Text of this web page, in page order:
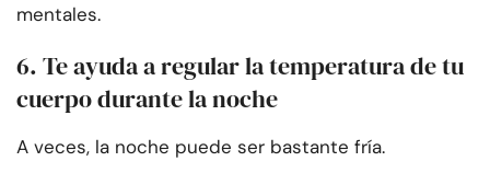
mentales.
6. Te ayuda a regular la temperatura de tu
cuerpo durante la noche
A veces, la noche puede ser bastante fría.